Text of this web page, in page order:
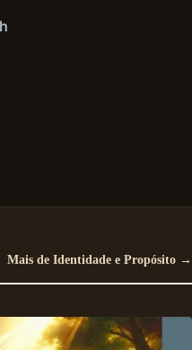
Mais de Identidade e Propósito →